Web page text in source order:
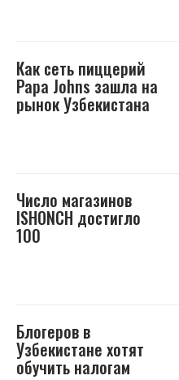
Как сеть пиццерий
Papa Johns зашла на
рынок Узбекистана
Число магазинов
ISHONCH достигло
100
Блогеров в
Узбекистане хотят
обучить налогам